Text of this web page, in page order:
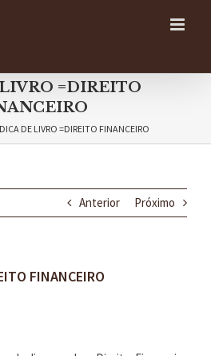
=DIREITO
DICA DE LIVRO =DIREITO FINANCEIRO
Anterior Próximo
FINANCEIRO